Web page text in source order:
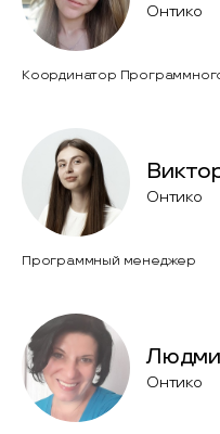
Онтико
Координатор
Онтико
Программный менеджер
Онтико